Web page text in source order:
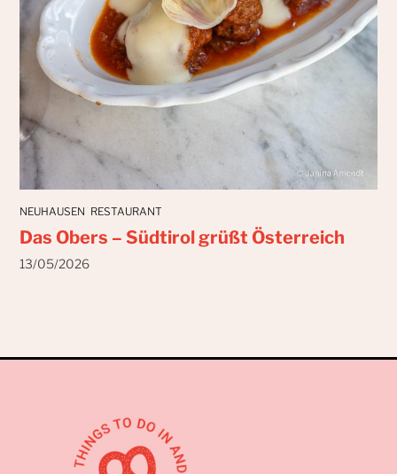
NEUHAUSEN RESTAURANT
Das Obers – Südtirol grüßt Österreich
13/05/2026